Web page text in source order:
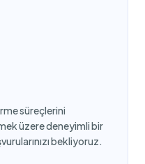
süreçlerini
üzere deneyimli bir
bekliyoruz.